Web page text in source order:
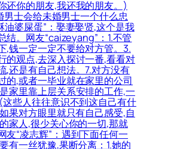
还你的朋友,我还我的朋友。)
男士会给未婚男士一个什么忠
油婆屎蛋”：娶妻娶贤,这个是我
结。网友“caizeyang”：1.不管
,钱一定一定不要给对方管。3.
的观点,去深入探讨一番,看看对
,还是有自己想法。7.对方没有
的,或者一毕业就在家里的公司
家里靠上层关系安排的工作,一
这些人往往意识不到这自己有什
果对方眼里就只有自己感受,自
家人,很少关心你的一切,那就
友“凌志辉”：遇到下面任何一
有一丝犹豫,果断分离：1.她的